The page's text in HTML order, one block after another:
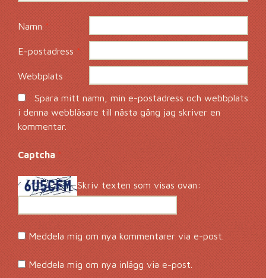
Namn*
E-postadress*
Webbplats
Spara mitt namn, min e-postadress och webbplats
i denna webbläsare till nästa gång jag skriver en
kommentar.
Captcha *
Skriv texten som visas ovan:
Meddela mig om nya kommentarer via e-post.
Meddela mig om nya inlägg via e-post.